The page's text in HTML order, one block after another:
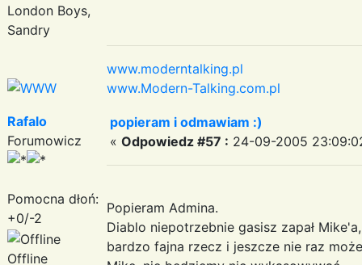
London Boys,
Sandry
www.moderntalking.pl
www.Modern-Talking.com.pl
Rafalo
Forumowicz
Pomocna dłoń:
+0/-2
Offline
popieram i odmawiam :)
« Odpowiedz #57 : 24-09-2005
Popieram Admina.
Diablo niepotrzebnie gasisz zapał
bardzo fajna rzecz i jeszcze nie raz